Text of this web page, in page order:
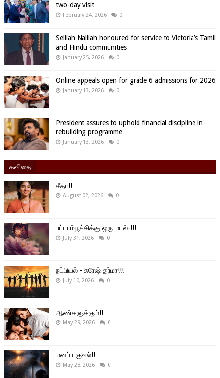
two-day visit
February 24, 2026 0
Selliah Nalliah honoured for service to Victoria’s Tamil
and Hindu communities
January 25, 2026 0
Online appeals open for grade 6 admissions for 2026
January 13, 2026 0
President assures to uphold financial discipline in
rebuilding programme
January 13, 2026 0
கவிதை
சீதா!!
August 02, 2026 0
பட்டாம்பூச்சிக்கு ஒரு மடல்-!!!
July 31, 2026 0
நட்பியல் - சுரேஷ் தர்மா!!!
July 10, 2026 0
ஆண்களுக்கும்!!
May 29, 2026 0
மனப் பகுவல்!!
May 28, 2026 0